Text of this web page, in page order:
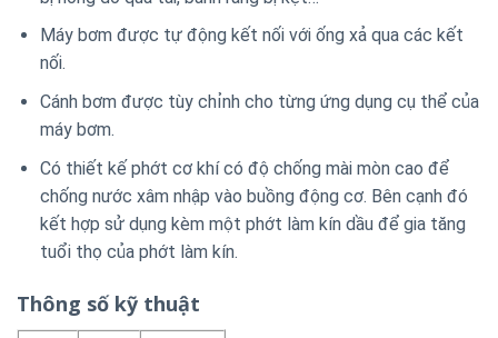
Máy bơm được tự động kết nối với ống xả qua các kết
nối.
Cánh bơm được tùy chỉnh cho từng ứng dụng cụ thể của
máy bơm.
Có thiết kế phớt cơ khí có độ chống mài mòn cao để
chống nước xâm nhập vào buồng động cơ. Bên cạnh đó
kết hợp sử dụng kèm một phớt làm kín dầu để gia tăng
tuổi thọ của phớt làm kín.
Thông số kỹ thuật